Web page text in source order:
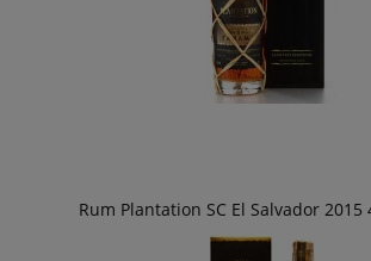
Rum Plantation SC El Salvador 2015